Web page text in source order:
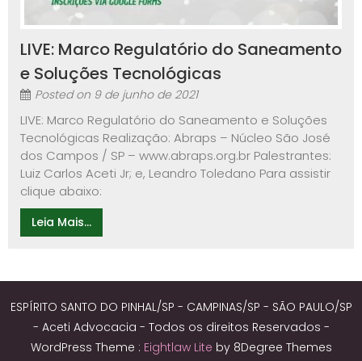
LIVE: Marco Regulatório do Saneamento
e Soluções Tecnológicas
Posted on 9 de junho de 2021
LIVE: Marco Regulatório do Saneamento e Soluções
Tecnológicas Realização: Abraps – Núcleo São José
dos Campos / SP – www.abraps.org.br Palestrantes:
Luiz Carlos Aceti Jr; e, Leandro Toledano Para assistir
clique abaixo:
Leia Mais...
ESPÍRITO SANTO DO PINHAL/SP - CAMPINAS/SP - SÃO PAULO/SP
- Aceti Advocacia - Todos os direitos Reservados -
WordPress Theme : Eightlaw Lite by 8Degree Themes